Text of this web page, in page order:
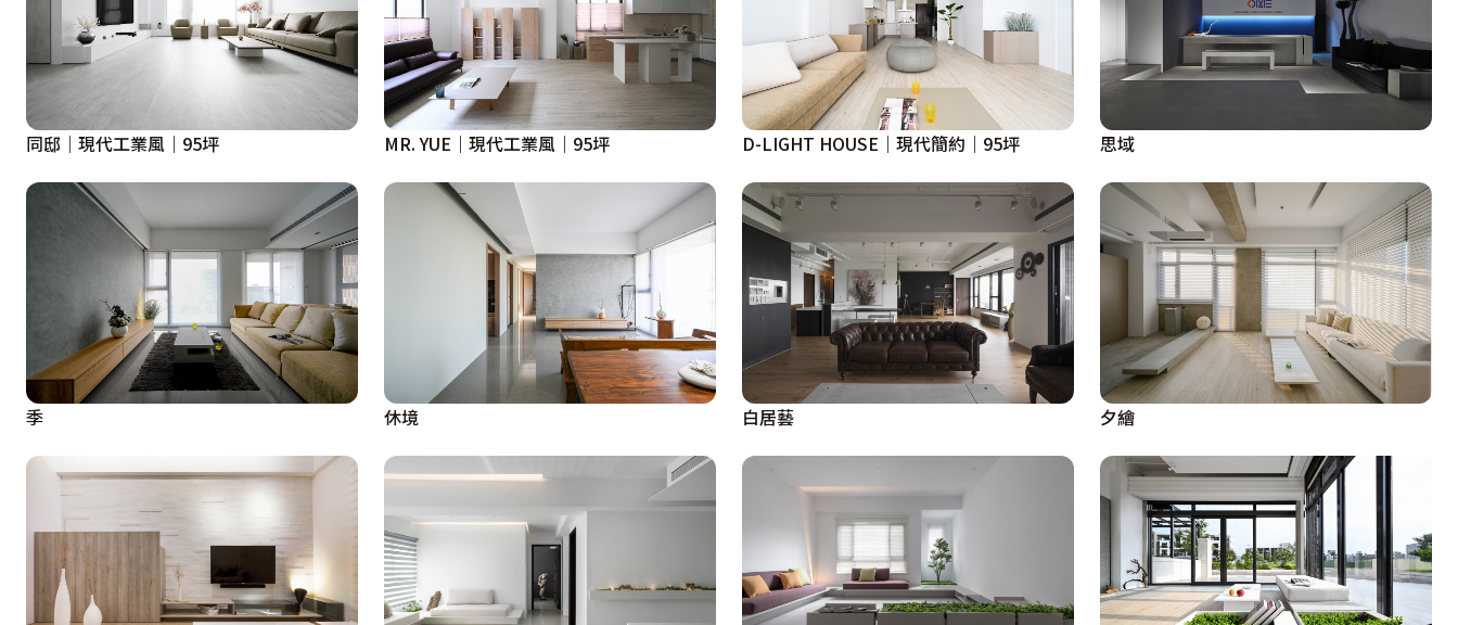
同邸｜現代工業風｜95坪 MR. YUE｜現代工業風｜95坪 D-LIGHT HOUSE｜現代簡約｜95坪 思域
季 休境 白居藝 夕繪